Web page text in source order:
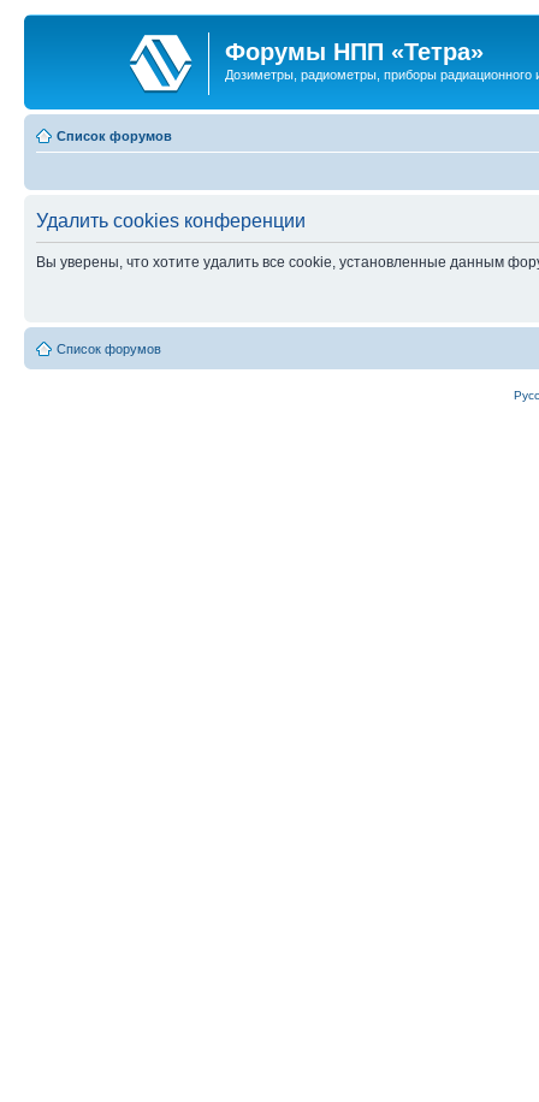
Форумы НПП «Тетра»
Дозиметры, радиометры, приборы радиационного
Список форумов
Удалить cookies конференции
Вы уверены, что хотите удалить все cookie, установленные данным
Список форумов